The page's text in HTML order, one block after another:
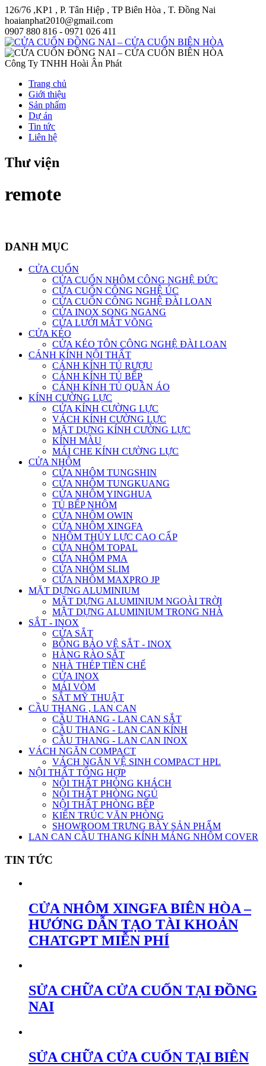
126/76 ,KP1 , P. Tân Hiệp , TP Biên Hòa , T. Đồng Nai
hoaianphat2010@gmail.com
0907 880 816 - 0971 026 411
Công Ty TNHH Hoài Ân Phát
Trang chủ
Giới thiệu
Sản phẩm
Dự án
Tin tức
Liên hệ
Thư viện
remote
DANH MỤC
CỬA CUỐN
CỬA CUỐN NHÔM CÔNG NGHỆ ĐỨC
CỬA CUỐN CÔNG NGHỆ ÚC
CỬA CUỐN CÔNG NGHỆ ĐÀI LOAN
CỬA INOX SONG NGANG
CỬA LƯỚI MẮT VÕNG
CỬA KÉO
CỬA KÉO TÔN CÔNG NGHỆ ĐÀI LOAN
CÁNH KÍNH NỘI THẤT
CÁNH KÍNH TỦ RƯỢU
CÁNH KÍNH TỦ BẾP
CÁNH KÍNH TỦ QUẦN ÁO
KÍNH CƯỜNG LỰC
CỬA KÍNH CƯỜNG LỰC
VÁCH KÍNH CƯỜNG LỰC
MẶT DỰNG KÍNH CƯỜNG LỰC
KÍNH MÀU
MÁI CHE KÍNH CƯỜNG LỰC
CỬA NHÔM
CỬA NHÔM TUNGSHIN
CỬA NHÔM TUNGKUANG
CỬA NHÔM YINGHUA
TỦ BẾP NHÔM
CỬA NHÔM OWIN
CỬA NHÔM XINGFA
NHÔM THỦY LỰC CAO CẤP
CỬA NHÔM TOPAL
CỬA NHÔM PMA
CỬA NHÔM SLIM
CỬA NHÔM MAXPRO JP
MẶT DỰNG ALUMINIUM
MẶT DỰNG ALUMINIUM NGOÀI TRỜI
MẶT DỰNG ALUMINIUM TRONG NHÀ
SẮT - INOX
CỬA SẮT
BÔNG BẢO VỆ SẮT - INOX
HÀNG RÀO SẮT
NHÀ THÉP TIỀN CHẾ
CỬA INOX
MÁI VÒM
SẮT MỸ THUẬT
CẦU THANG , LAN CAN
CẦU THANG - LAN CAN SẮT
CẦU THANG - LAN CAN KÍNH
CẦU THANG - LAN CAN INOX
VÁCH NGĂN COMPACT
VÁCH NGĂN VỆ SINH COMPACT HPL
NỘI THẤT TỔNG HỢP
NỘI THẤT PHÒNG KHÁCH
NỘI THẤT PHÒNG NGỦ
NỘI THẤT PHÒNG BẾP
KIẾN TRÚC VĂN PHÒNG
SHOWROOM TRƯNG BÀY SẢN PHẨM
LAN CAN CẦU THANG KÍNH MÁNG NHÔM COVER
TIN TỨC
CỬA NHÔM XINGFA BIÊN HÒA –
HƯỚNG DẪN TẠO TÀI KHOẢN
CHATGPT MIỄN PHÍ
SỬA CHỮA CỬA CUỐN TẠI ĐỒNG
NAI
SỬA CHỮA CỬA CUỐN TẠI BIÊN